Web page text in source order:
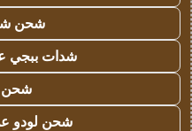
شحن
شدات ببجي
شحن
شحن لودو